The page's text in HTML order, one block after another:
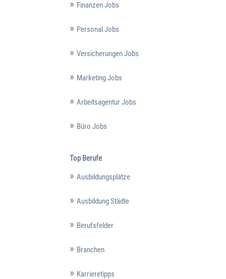
Finanzen Jobs
Personal Jobs
Versicherungen Jobs
Marketing Jobs
Arbeitsagentur Jobs
Büro Jobs
Top Berufe
Ausbildungsplätze
Ausbildung Städte
Berufsfelder
Branchen
Karrieretipps